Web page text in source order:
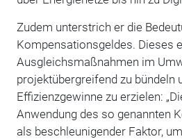
Zudem unterstrich er die
Kompensationsgeldes. Dieses
Ausgleichsmaßnahmen im
projektübergreifend zu bündeln
Effizienzgewinne zu erzielen:
Anwendung des so genannten
als beschleunigender Faktor, um